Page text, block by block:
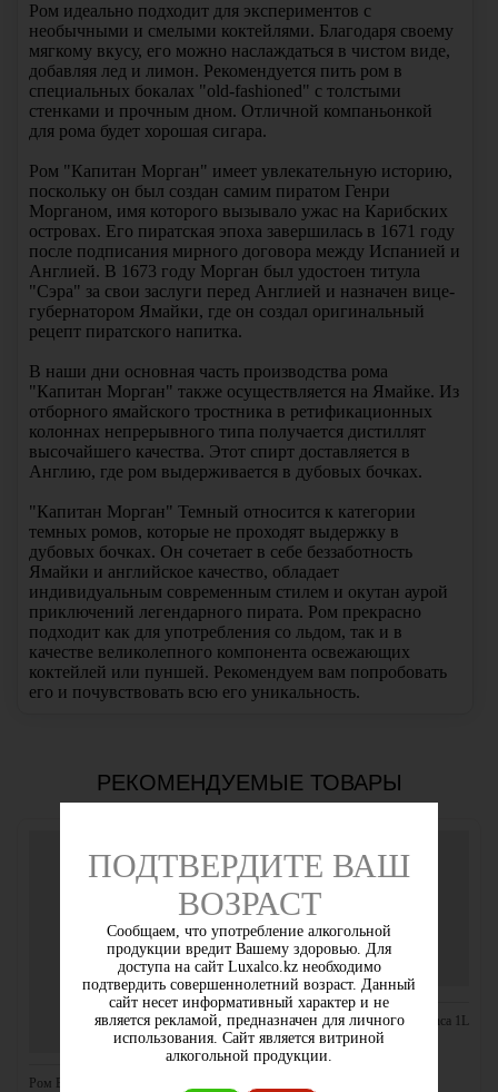
Ром идеально подходит для экспериментов с
необычными и смелыми коктейлями. Благодаря своему
мягкому вкусу, его можно наслаждаться в чистом виде,
добавляя лед и лимон. Рекомендуется пить ром в
специальных бокалах "old-fashioned" с толстыми
стенками и прочным дном. Отличной компаньонкой
для рома будет хорошая сигара.
Ром "Капитан Морган" имеет увлекательную историю,
поскольку он был создан самим пиратом Генри
Морганом, имя которого вызывало ужас на Карибских
островах. Его пиратская эпоха завершилась в 1671 году
после подписания мирного договора между Испанией и
Англией. В 1673 году Морган был удостоен титула
"Сэра" за свои заслуги перед Англией и назначен вице-
губернатором Ямайки, где он создал оригинальный
рецепт пиратского напитка.
В наши дни основная часть производства рома
"Капитан Морган" также осуществляется на Ямайке. Из
отборного ямайского тростника в ретификационных
колоннах непрерывного типа получается дистиллят
высочайшего качества. Этот спирт доставляется в
Англию, где ром выдерживается в дубовых бочках.
"Капитан Морган" Темный относится к категории
темных ромов, которые не проходят выдержку в
дубовых бочках. Он сочетает в себе беззаботность
Ямайки и английское качество, обладает
индивидуальным современным стилем и окутан аурой
приключений легендарного пирата. Ром прекрасно
подходит как для употребления со льдом, так и в
качестве великолепного компонента освежающих
коктейлей или пуншей. Рекомендуем вам попробовать
его и почувствовать всю его уникальность.
РЕКОМЕНДУЕМЫЕ ТОВАРЫ
Ром Bacardi Oakheart 1.0L
Ром Bacardi Carta Blanca 1L
ПОДТВЕРДИТЕ ВАШ
ВОЗРАСТ
Сообщаем, что употребление алкогольной
продукции вредит Вашему здоровью. Для
доступа на сайт Luxalco.kz необходимо
подтвердить совершеннолетний возраст. Данный
сайт несет информативный характер и не
является рекламой, предназначен для личного
использования. Сайт является витриной
алкогольной продукции.